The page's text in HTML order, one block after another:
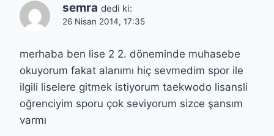
semra dedi ki:
26 Nisan 2014, 17:35
merhaba ben lise 2 2. döneminde muhasebe
okuyorum fakat alanımı hiç sevmedim spor ile
ilgili liselere gitmek istiyorum taekwodo lisansli
oğrenciyim sporu çok seviyorum sizce şansım
varmı